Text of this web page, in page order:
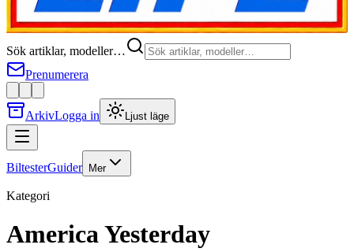
Sök artiklar, modeller…
Prenumerera
ArkivLogga in Ljust läge
BiltesterGuider Mer
Kategori
America Yesterday